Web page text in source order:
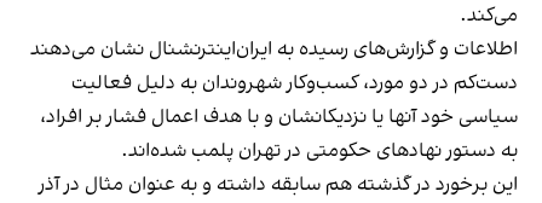
می‌کند.
اطلاعات و گزارش‌های رسیده به ایران‌اینترنشنال نشان می‌دهند
دست‌کم در دو مورد، کسب‌وکار شهروندان به دلیل فعالیت
سیاسی خود آنها یا نزدیکانشان و با هدف اعمال فشار بر افراد،
به دستور نهادهای حکومتی در تهران پلمب شده‌اند.
این برخورد در گذشته هم سابقه داشته و به عنوان مثال در آذر